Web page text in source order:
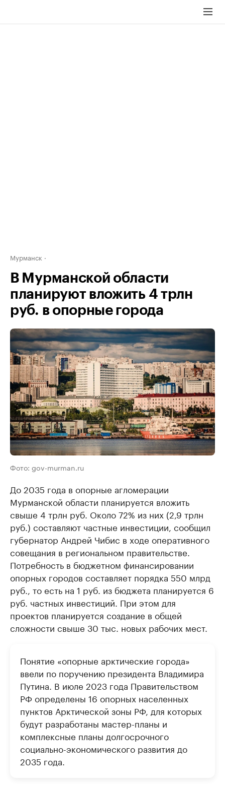
Мурманск
В Мурманской области
планируют вложить 4 трлн
руб. в опорные города
Фото: gov-murman.ru
До 2035 года в опорные агломерации
Мурманской области планируется вложить
свыше 4 трлн руб. Около 72% из них (2,9 трлн
руб.) составляют частные инвестиции, сообщил
губернатор Андрей Чибис в ходе оперативного
совещания в региональном правительстве.
Потребность в бюджетном финансировании
опорных городов составляет порядка 550 млрд
руб., то есть на 1 руб. из бюджета планируется 6
руб. частных инвестиций. При этом для
проектов планируется создание в общей
сложности свыше 30 тыс. новых рабочих мест.
Понятие «опорные арктические города»
ввели по поручению президента Владимира
Путина. В июле 2023 года Правительством
РФ определены 16 опорных населенных
пунктов Арктической зоны РФ, для которых
будут разработаны мастер-планы и
комплексные планы долгосрочного
социально-экономического развития до
2035 года.